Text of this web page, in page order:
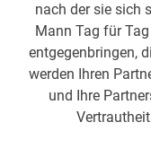
nach der sie sich
Mann Tag für
entgegenbringen,
werden Ihren
und Ihre